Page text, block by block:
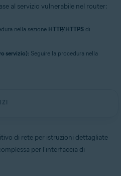
al servizio vulnerabile nel router:
nella sezione HTTP/HTTPS di
servizio): Seguire la procedura nella
di rete per istruzioni dettagliate
per l'interfaccia di